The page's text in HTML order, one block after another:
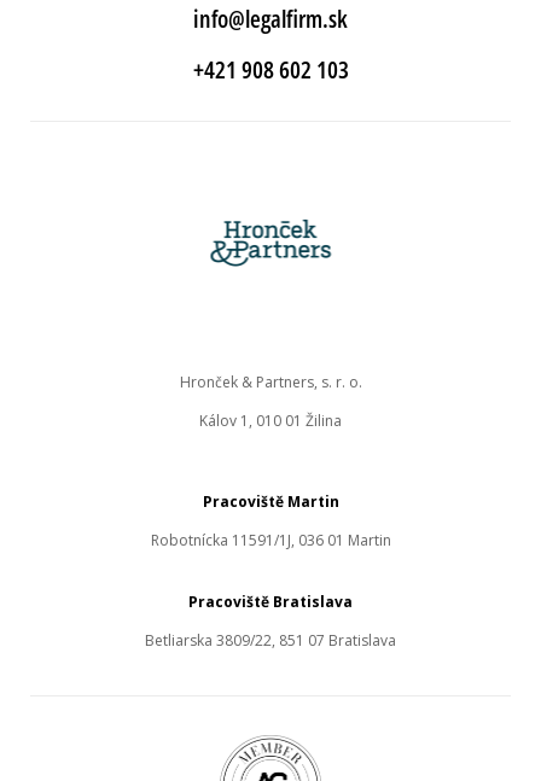
info@legalfirm.sk
+421 908 602 103
Pracoviště Martin
Robotnícka 11591/1J, 036 01 Martin
Hronček & Partners, s. r. o.
Kálov 1, 010 01 Žilina
Pracoviště Bratislava
Betliarska 3809/22, 851 07 Bratislava